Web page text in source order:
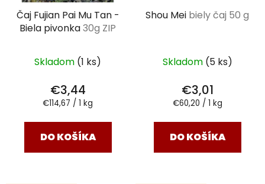
Čaj Fujian Pai Mu Tan -
Biela pivonka30g ZIP
Skladom (1 ks)
€3,44
Jednotková
€114,67 / 1 kg
DO KOŠÍKA
Shou Mei biely čaj 50 g
Skladom (5 ks)
€3,01
Jednotková
€60,20 / 1 kg
DO KOŠÍKA